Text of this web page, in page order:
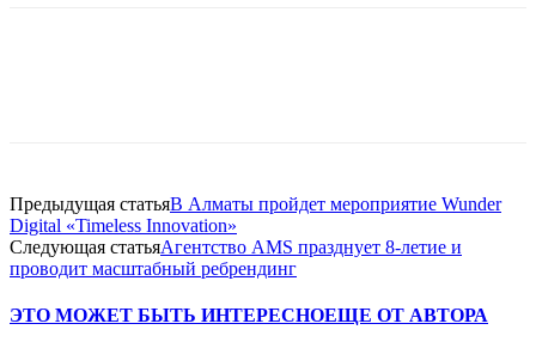
Предыдущая статьяВ Алматы пройдет мероприятие Wunder
Digital «Timeless Innovation»
Следующая статьяАгентство AMS празднует 8-летие и
проводит масштабный ребрендинг
ЭТО МОЖЕТ БЫТЬ ИНТЕРЕСНОЕЩЕ ОТ АВТОРА